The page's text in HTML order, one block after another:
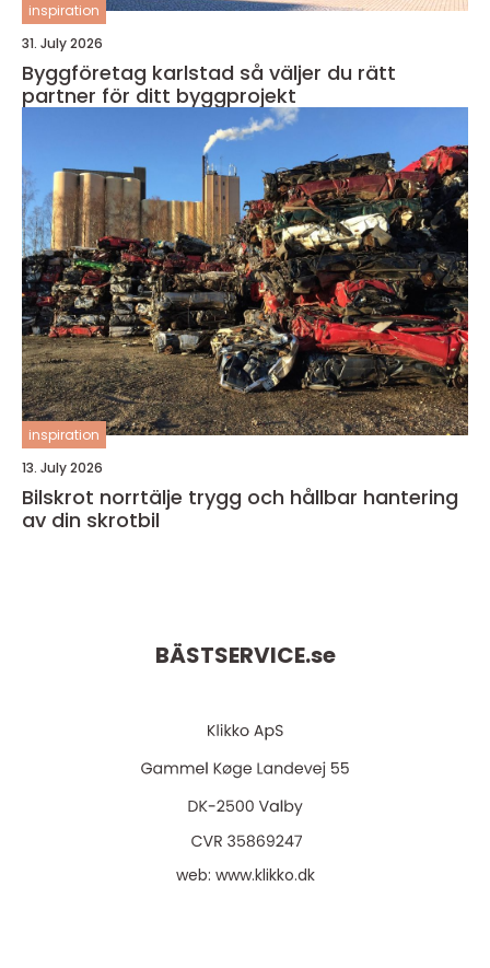
inspiration
31. July 2026
Byggföretag karlstad så väljer du rätt
partner för ditt byggprojekt
inspiration
13. July 2026
Bilskrot norrtälje trygg och hållbar hantering
av din skrotbil
BÄSTSERVICE.se
web: www.klikko.dk